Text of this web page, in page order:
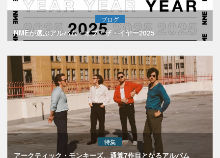
ブログ
NMEが選ぶアルバム・オブ・ザ・イヤー2025
特集
アークティック・モンキーズ、通算7作目となるアルバム